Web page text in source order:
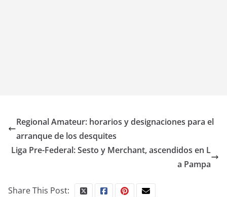
Regional Amateur: horarios y designaciones para el
arranque de los desquites
Liga Pre-Federal: Sesto y Merchant, ascendidos en L
a Pampa
Share This Post: